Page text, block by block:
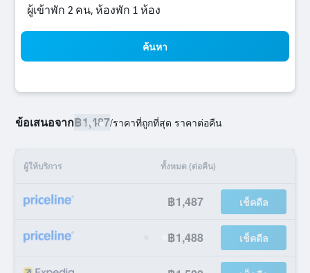
ผู้เข้าพัก 2 คน, ห้องพัก 1 ห้อง
ค้นหา
ข้อเสนอจาก฿1,487/ราคาที่ถูกที่สุด ราคาต่อคืน
ผู้ให้บริการ ทั้งหมด (ต่อคืน)
฿1,487 เช็คดีล
฿1,488 เช็คดีล